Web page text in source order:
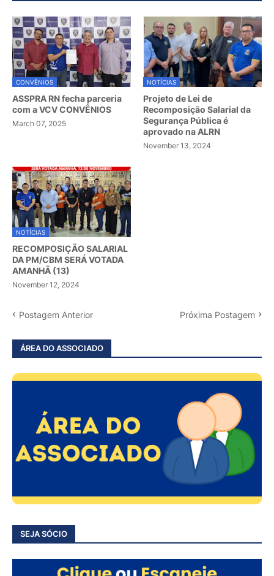
CONVÊNIOS
ASSPRA RN fecha parceria
com a VCV CONVÊNIOS
March 07, 2025
NOTÍCIAS
Projeto de Lei de
Recomposição Salarial da
Segurança Pública é
aprovado na ALRN
November 13, 2024
NOTÍCIAS
RECOMPOSIÇÃO SALARIAL
DA PM/CBM SERÁ VOTADA
AMANHÃ (13)
November 12, 2024
Postagem Anterior Próxima Postagem
ÁREA DO ASSOCIADO
SEJA SÓCIO